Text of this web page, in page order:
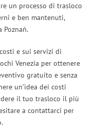
un processo di trasloco
e ben mantenuti,
Poznań.
e sui servizi di
Venezia per ottenere
gratuito e senza
un’idea dei costi
il tuo trasloco il più
a contattarci per